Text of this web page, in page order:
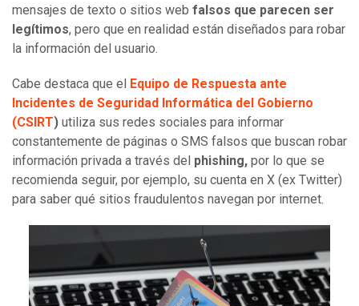
mensajes de texto o sitios web falsos que parecen ser
legítimos, pero que en realidad están diseñados para robar
la información del usuario.
Cabe destaca que el
Equipo de Respuesta ante
Incidentes de Seguridad Informática del Gobierno
(CSIRT) utiliza sus redes sociales para informar
constantemente de páginas o SMS falsos que buscan robar
información privada a través del phishing, por lo que se
recomienda seguir, por ejemplo, su cuenta en X (ex Twitter)
para saber qué sitios fraudulentos navegan por internet.